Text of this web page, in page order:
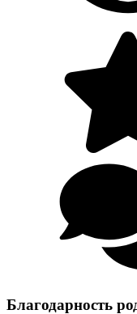
Благодарность